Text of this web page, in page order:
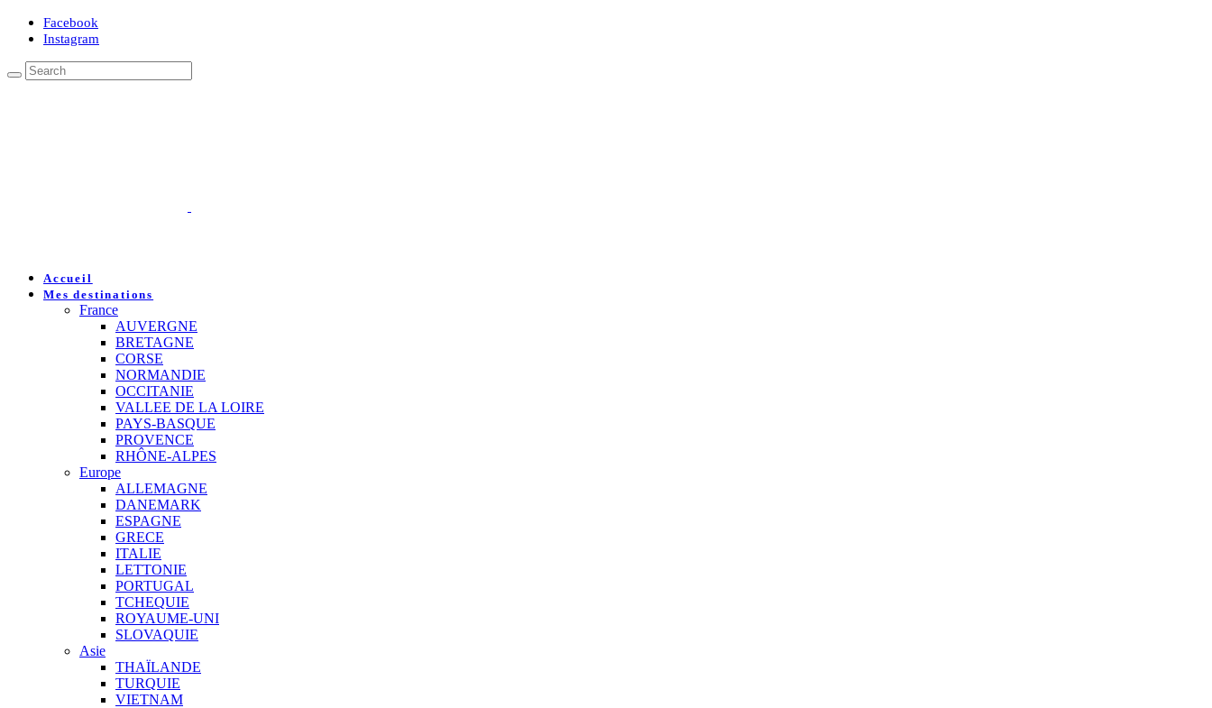
Facebook
Instagram
Accueil
Mes destinations
France
AUVERGNE
BRETAGNE
CORSE
NORMANDIE
OCCITANIE
VALLEE DE LA LOIRE
PAYS-BASQUE
PROVENCE
RHÔNE-ALPES
Europe
ALLEMAGNE
DANEMARK
ESPAGNE
GRECE
ITALIE
LETTONIE
PORTUGAL
TCHEQUIE
ROYAUME-UNI
SLOVAQUIE
Asie
THAÏLANDE
TURQUIE
VIETNAM